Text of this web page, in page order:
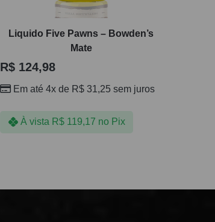
Liquido Five Pawns – Bowden’s
Mate
R$124,98
Em até 4x de R$31,25 sem juros
À vista R$119,17 no Pix